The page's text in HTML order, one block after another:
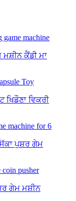
ਮਸ਼ੀਨ ਕੈਂਡੀ ਮਾ
ਵਿਕਰੀ
ਪੁਸ਼ਰ ਗੇਮ
ਗੇਮ ਮਸ਼ੀਨ